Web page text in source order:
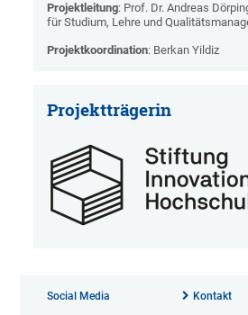
Projektleitung: Prof. Dr. Andreas
für Studium, Lehre und
Projektkoordination: Berkan Yildiz
Projektträgerin
Social Media Kontakt